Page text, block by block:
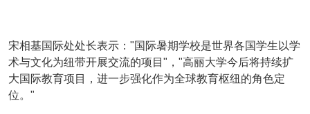
宋相基国际处处长表示："国际暑期学校是世界各国学生以学
术与文化为纽带开展交流的项目"，"高丽大学今后将持续扩
大国际教育项目，进一步强化作为全球教育枢纽的角色定
位。"